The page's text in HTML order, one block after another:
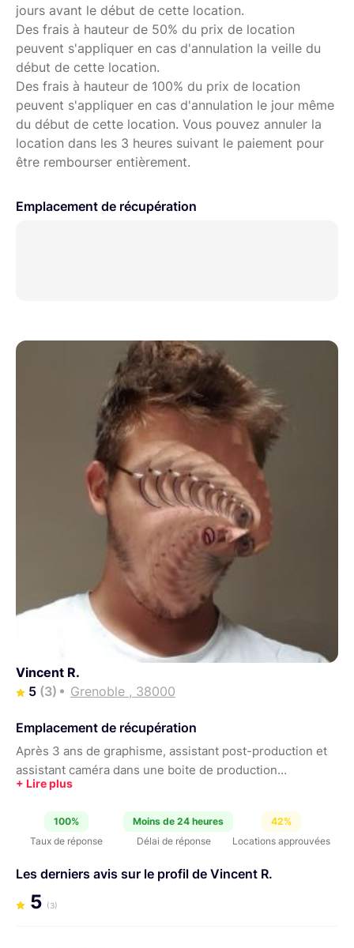
jours avant le début de cette location.
Des frais à hauteur de 50% du prix de location
peuvent s'appliquer en cas d'annulation la veille du
début de cette location.
Des frais à hauteur de 100% du prix de location
peuvent s'appliquer en cas d'annulation le jour même
du début de cette location. Vous pouvez annuler la
location dans les 3 heures suivant le paiement pour
être rembourser entièrement.
Emplacement de récupération
Vincent R.
5 (3) Grenoble , 38000
Emplacement de récupération
Après 3 ans de graphisme, assistant post-production et
assistant caméra dans une boite de production
Parisienne (Brainworks / Woow Your Life / L'ensemble) je
des projets de clips, concerts, corpo etc et peut donc
maintenant mettre à disposition mon parc de matériel.
100%
Taux de réponse
Moins de 24 heures
Délai de réponse
42%
Locations approuvées
Les derniers avis sur le profil de Vincent R.
5 (3)